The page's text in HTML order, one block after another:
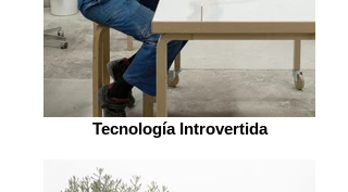
Tecnología Introvertida